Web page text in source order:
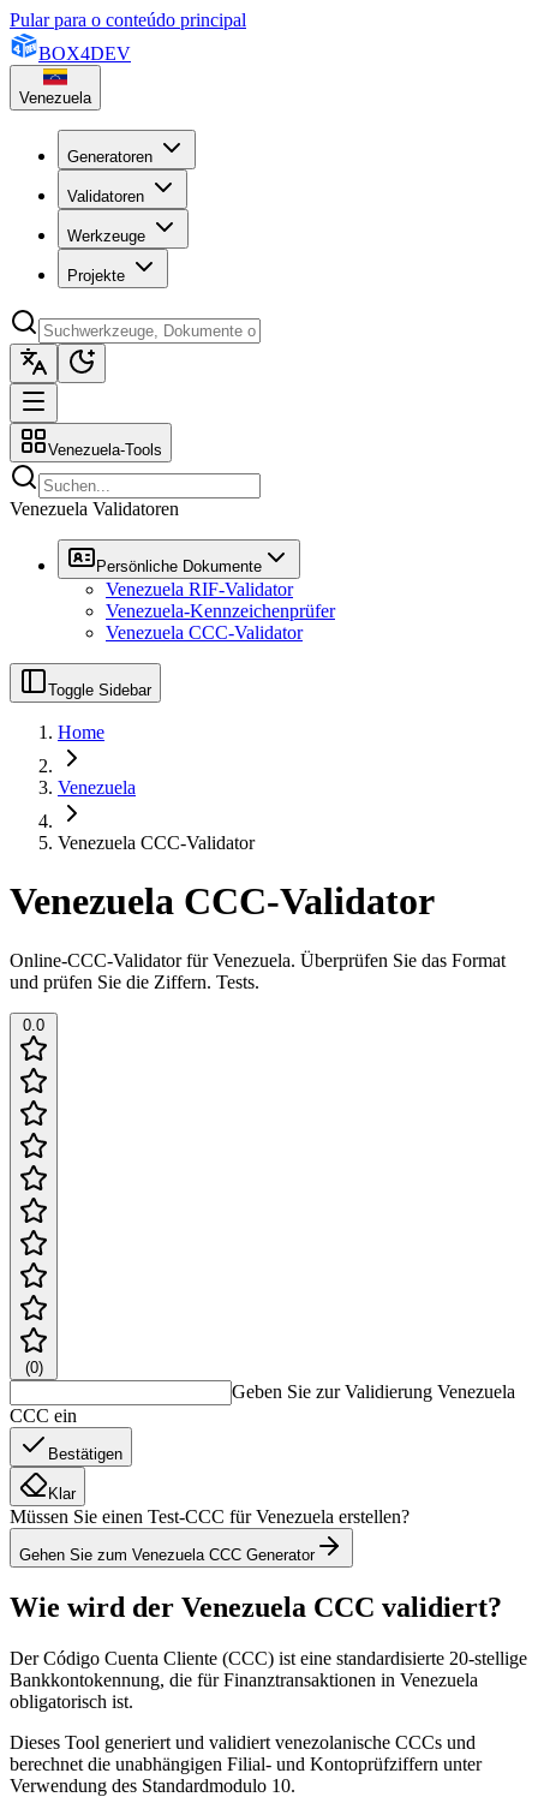
Pular para o conteúdo principal
BOX4DEV
Venezuela
Generatoren
Validatoren
Werkzeuge
Projekte
Venezuela-Tools
Venezuela Validatoren
Persönliche Dokumente
Venezuela RIF-Validator
Venezuela-Kennzeichenprüfer
Venezuela CCC-Validator
Toggle Sidebar
Home
Venezuela
Venezuela CCC-Validator
Venezuela CCC-Validator
Online-CCC-Validator für Venezuela. Überprüfen Sie das Format
und prüfen Sie die Ziffern. Tests.
0.0
(0)
Geben Sie zur Validierung Venezuela
CCC ein
Bestätigen
Klar
Müssen Sie einen Test-CCC für Venezuela erstellen?
Gehen Sie zum Venezuela CCC Generator
Wie wird der Venezuela CCC validiert?
Der Código Cuenta Cliente (CCC) ist eine standardisierte 20-stellige
Bankkontokennung, die für Finanztransaktionen in Venezuela
obligatorisch ist.
Dieses Tool generiert und validiert venezolanische CCCs und
berechnet die unabhängigen Filial- und Kontoprüfziffern unter
Verwendung des Standardmodulo 10.